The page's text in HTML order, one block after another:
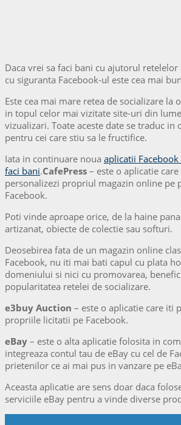
Daca vrei sa faci bani cu ajutorul retelelor
cu siguranta Facebook-ul este cea mai
Este cea mai mare retea de socializare la
in topul celor mai vizitate site-uri din
vizualizari. Toate aceste date se traduc
pentru cei care stiu sa le fructifice.
Iata in continuare noua aplicatii
faci bani.CafePress – este o aplicatie
personalizezi propriul magazin online pe
Facebook.
Poti vinde aproape orice, de la haine
artizanat, obiecte de colectie sau softuri.
Deosebirea fata de un magazin online
Facebook, nu iti mai bati capul cu plata
domeniului si nici cu promovarea,
popularitatea retelei de socializare.
e3buy Auction – este o aplicatie care iti
propriile licitatii pe Facebook.
eBay – este o alta aplicatie folosita in
integreaza contul tau de eBay cu cel de
prietenilor ce ai mai pus in vanzare pe
Aceasta aplicatie are sens doar daca
serviciile eBay pentru a vinde diverse